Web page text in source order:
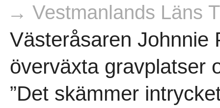
→ Vestmanlands Läns
Västeråsaren Johnnie
överväxta gravplatser
”Det skämmer